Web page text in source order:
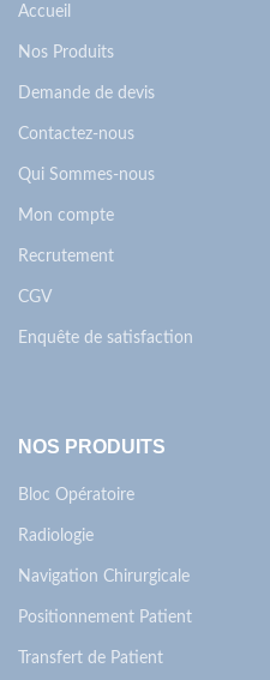
Accueil
Nos Produits
Demande de devis
Contactez-nous
Qui Sommes-nous
Mon compte
Recrutement
CGV
Enquête de satisfaction
NOS PRODUITS
Bloc Opératoire
Radiologie
Navigation Chirurgicale
Positionnement Patient
Transfert de Patient